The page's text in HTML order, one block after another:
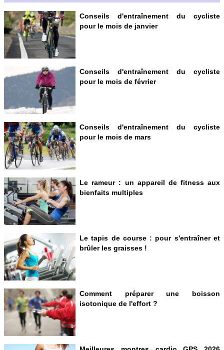
Conseils d'entraînement du cycliste
pour le mois de janvier
Conseils d'entraînement du cycliste
pour le mois de février
Conseils d'entraînement du cycliste
pour le mois de mars
Le rameur : un appareil de fitness aux
bienfaits multiples
Le tapis de course : pour s'entraîner et
brûler les graisses !
Comment préparer une boisson
isotonique de l'effort ?